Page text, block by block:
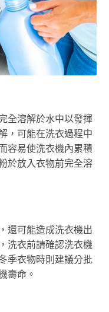
全溶解於水中以發揮
，可能在洗衣過程中
容易使洗衣機內累積
於放入衣物前完全溶
還可能造成洗衣機出
洗衣前請確認洗衣機
季衣物時則建議分批
壽命。